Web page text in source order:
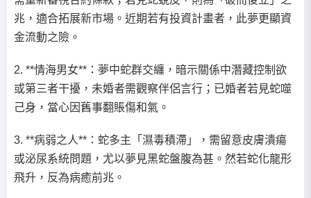
兆，適合拓展新市場。近期若有投資計畫者，此夢更顯資
金流動之險。
2. **情海男女**：夢中蛇群交纏，暗示關係中潛藏控制欲
或第三者干擾，未婚者需觀察伴侶言行；已婚者若見蛇噬
己身，當心因舊事翻賬傷和氣。
3. **病弱之人**：蛇多主「濕毒積滯」，需留意皮膚潰瘍
或泌尿系統問題，尤以夢見黑蛇盤腹為甚。然若蛇化龍形
飛升，反為病癒前兆。